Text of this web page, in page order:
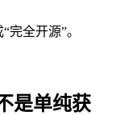
完全开源”。
是单纯获